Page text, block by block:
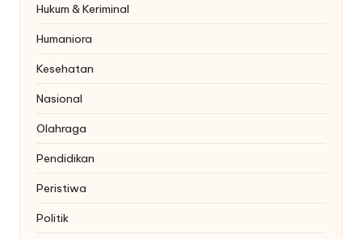
Hukum & Keriminal
Humaniora
Kesehatan
Nasional
Olahraga
Pendidikan
Peristiwa
Politik